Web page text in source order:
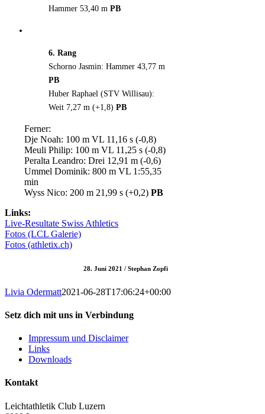
Hammer 53,40 m PB
6. Rang
Schorno Jasmin: Hammer 43,77 m
PB
Huber Raphael (STV Willisau):
Weit 7,27 m (+1,8) PB
Ferner:
Dje Noah: 100 m VL 11,16 s (-0,8)
Meuli Philip: 100 m VL 11,25 s (-0,8)
Peralta Leandro: Drei 12,91 m (-0,6)
Ummel Dominik: 800 m VL 1:55,35
min
Wyss Nico: 200 m 21,99 s (+0,2) PB
Links:
Live-Resultate Swiss Athletics
Fotos (LCL Galerie)
Fotos (athletix.ch)
28. Juni 2021 / Stephan Zopfi
Livia Odermatt2021-06-28T17:06:24+00:00
Setz dich mit uns in Verbindung
Impressum und Disclaimer
Links
Downloads
Kontakt
Leichtathletik Club Luzern